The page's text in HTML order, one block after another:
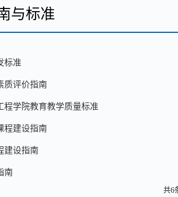
与标准
标准
质评价指南
程学院教育教学质量标准
程建设指南
建设指南
南
共6